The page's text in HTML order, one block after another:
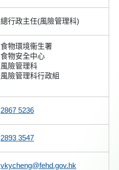
總行政主任(風險管理科)
食物環境衞生署
食物安全中心
風險管理科
風險管理科行政組
2867 5236
2893 3547
vkycheng@fehd.gov.hk